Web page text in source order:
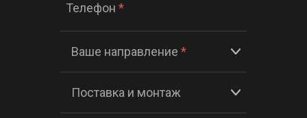
Телефон *
Ваше направление *
Поставка и монтаж